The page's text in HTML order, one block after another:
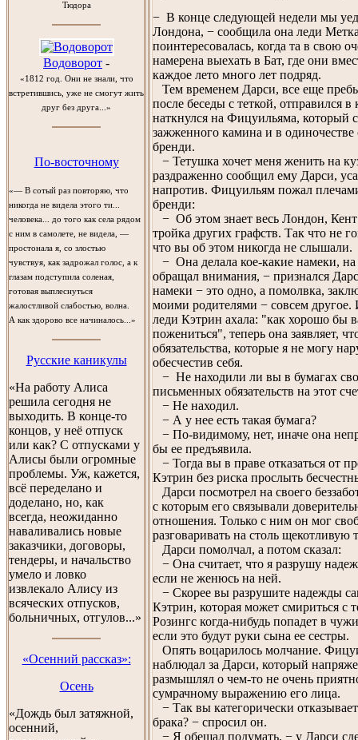
Тюдора
Водоворот -
«1812 год. Они не знали, что
встретившись, уже не смогут жить
друг без друга...»
По-восточному
«— В сотый раз повторяю, что
никогда не видела этого ти...
человека... до того как села рядом
с ним в самолете, не видела, —
простонала я, со злостью
чувствуя, как задрожал голос, а к
глазам подступила соленая,
готовая выплеснуться
жалостливой слабостью, волна.
А как здорово все начиналось...»
Русские каникулы
«На работу Алиса
решила сегодня не
выходить. В конце-то
концов, у неё отпуск
или как? С отпусками у
Алисы были огромные
проблемы. Уж, кажется,
всё переделано и
доделано, но, как
всегда, неожиданно
наваливались новые
заказчики, договоры,
тендеры, и начальство
умело и ловко
извлекало Алису из
всяческих отпусков,
больничных, отгулов...»
«Осенний рассказ»:
Осень
«Дождь был затяжной,
осенний,
− В конце следующей недели мы
Лондона, − сообщила она леди
поинтересовалась, когда та в свою
намерена выехать в Бат, где они
каждое лето много лет подряд.
Тем временем Дарси, все еще
после беседы с теткой, отправился в
наткнулся на Фицуильяма, который
зажженного камина и в одиночестве
бренди.
− Тетушка хочет меня женить на
раздраженно сообщил ему Дарси,
напротив. Фицуильям пожал
бренди:
− Об этом знает весь Лондон,
тройка других графств. Так что не
что вы об этом никогда не слышали.
− Она делала кое-какие намеки, на
обращал внимания, − признался
намеки − это одно, а помолвка,
моими родителями − совсем другое.
леди Кэтрин ахала: "как хорошо бы
пожениться", теперь она заявляет,
обязательства, которые я не могу
обесчестив себя.
− Не находили ли вы в бумагах
письменных обязательств на этот
− Не находил.
− А у нее есть такая бумага?
− По-видимому, нет, иначе она
бы ее предъявила.
− Тогда вы в праве отказаться от
Кэтрин без риска прослыть
Дарси посмотрел на своего
с которым его связывали
отношения. Только с ним он мог
разговаривать на столь щекотливую
Дарси помолчал, а потом сказал:
− Она считает, что я разрушу
если не женюсь на ней.
− Скорее вы разрушите надежды
Кэтрин, которая может смириться с
Розингс когда-нибудь попадет в
если это будут руки сына ее сестры.
Опять воцарилось молчание.
наблюдал за Дарси, который
размышлял о чем-то не очень
сумрачному выражению его лица.
− Так вы категорически
брака? − спросил он.
− Я обещал подумать, − у Дарси